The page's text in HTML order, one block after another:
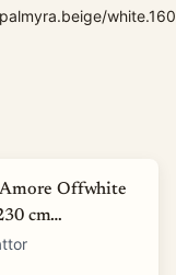
Offwhite
cm